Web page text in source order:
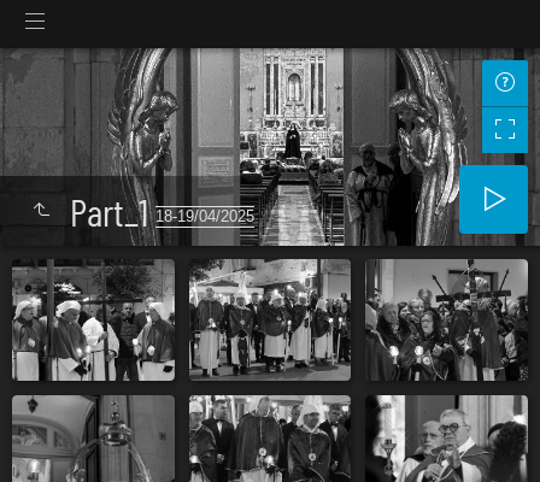
Part_118-19/04/2025